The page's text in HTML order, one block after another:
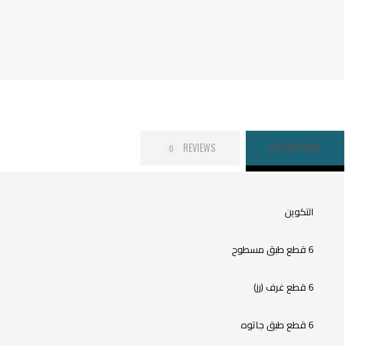
DESCRIPTION
REVIEWS
0
التكوين
6 قطع طبق مسطوح
6 قطع غرف (رز)
6 قطع طبق جاتوه